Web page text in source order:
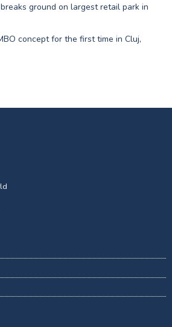
ground on largest retail park in
concept for the first time in Cluj,